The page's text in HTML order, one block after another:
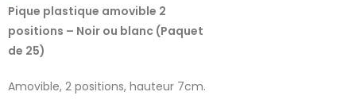
Pique plastique amovible 2
positions – Noir ou blanc (Paquet
de 25)
Amovible, 2 positions, hauteur 7cm.